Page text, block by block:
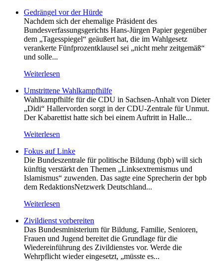
Gedrängel vor der Hürde
Nachdem sich der ehemalige Präsident des
Bundesverfassungsgerichts Hans-Jürgen Papier gegenüber
dem „Tagesspiegel“ geäußert hat, die im Wahlgesetz
verankerte Fünfprozentklausel sei „nicht mehr zeitgemäß“
und solle...
Weiterlesen
Umstrittene Wahlkampfhilfe
Wahlkampfhilfe für die CDU in Sachsen-Anhalt von Dieter
„Didi“ Hallervorden sorgt in der CDU-Zentrale für Unmut.
Der Kabarettist hatte sich bei einem Auftritt in Halle...
Weiterlesen
Fokus auf Linke
Die Bundeszentrale für politische Bildung (bpb) will sich
künftig verstärkt den Themen „Linksextremismus und
Islamismus“ zuwenden. Das sagte eine Sprecherin der bpb
dem RedaktionsNetzwerk Deutschland...
Weiterlesen
Zivildienst vorbereiten
Das Bundesministerium für Bildung, Familie, Senioren,
Frauen und Jugend bereitet die Grundlage für die
Wiedereinführung des Zivildienstes vor. Werde die
Wehrpflicht wieder eingesetzt, „müsste es...